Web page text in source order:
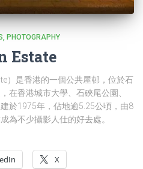
PHOTOGRAPHY
Estate
）是香港的一個公共屋邨，位於石
在香港城市大學、石硤尾公園、
於1975年，佔地逾5.25公頃，由8
為不少攝影人仕的好去處。
X